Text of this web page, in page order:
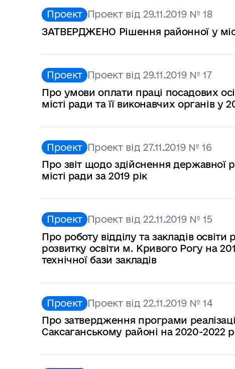
Проект Проект від 29.11.2019 № 18
ЗАТВЕРДЖЕНО Рішення районної у
Проект Проект від 29.11.2019 № 17
Про умови оплати праці посадових
місті ради та її виконавчих органів у
Проект Проект від 27.11.2019 № 16
Про звіт щодо здійснення державної
місті ради за 2019 рік
Проект Проект від 22.11.2019 № 15
Про роботу відділу та закладів
розвитку освіти м. Кривого Рогу на
технічної бази закладів
Проект Проект від 22.11.2019 № 14
Про затвердження програми
Саксаганському районі на 2020-2022